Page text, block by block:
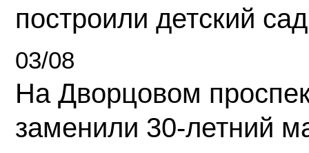
построили детский сад
03/08
На Дворцовом
заменили 30-летний